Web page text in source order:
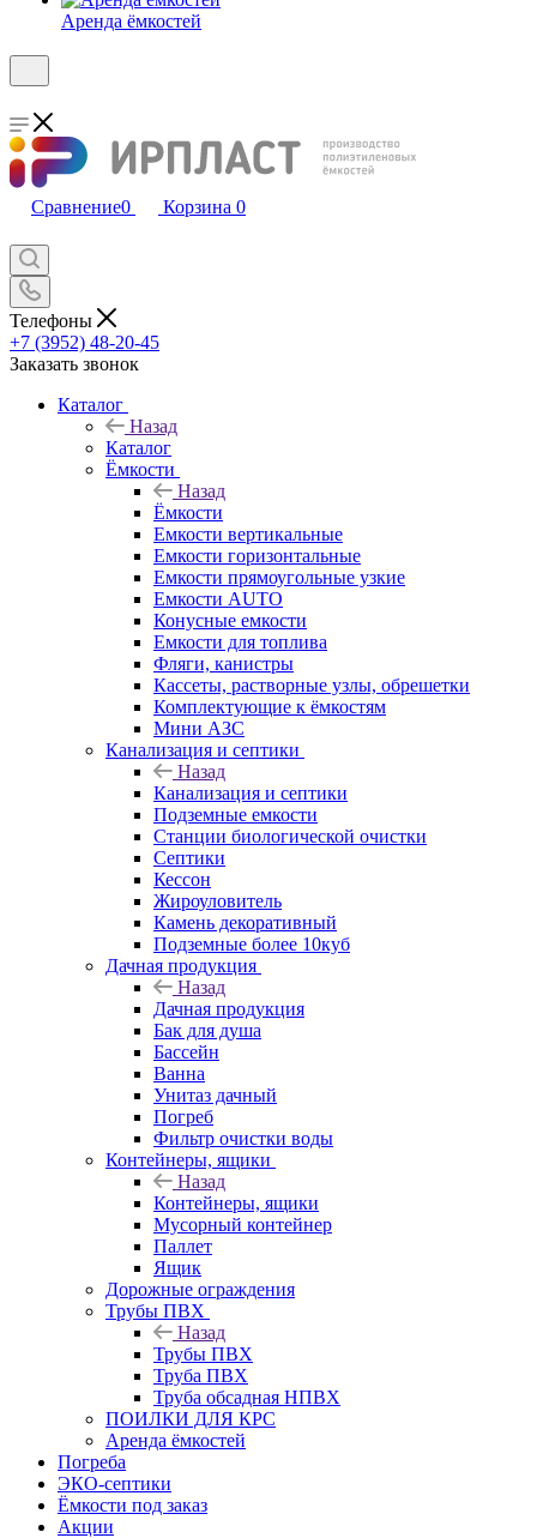
Аренда ёмкостей
Сравнение0 Корзина 0
Телефоны
+7 (3952) 48-20-45
Заказать звонок
Каталог
Назад
Каталог
Ёмкости
Назад
Ёмкости
Емкости вертикальные
Емкости горизонтальные
Емкости прямоугольные узкие
Емкости АUТО
Конусные емкости
Емкости для топлива
Фляги, канистры
Кассеты, растворные узлы, обрешетки
Комплектующие к ёмкостям
Мини АЗС
Канализация и септики
Назад
Канализация и септики
Подземные емкости
Станции биологической очистки
Септики
Кессон
Жироуловитель
Камень декоративный
Подземные более 10куб
Дачная продукция
Назад
Дачная продукция
Бак для душа
Бассейн
Ванна
Унитаз дачный
Погреб
Фильтр очистки воды
Контейнеры, ящики
Назад
Контейнеры, ящики
Мусорный контейнер
Паллет
Ящик
Дорожные ограждения
Трубы ПВХ
Назад
Трубы ПВХ
Труба ПВХ
Труба обсадная НПВХ
ПОИЛКИ ДЛЯ КРС
Аренда ёмкостей
Погреба
ЭКО-септики
Ёмкости под заказ
Акции